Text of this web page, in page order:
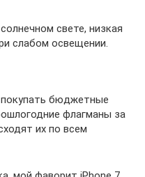
свете, низкая
слабом освещении.
бюджетные
флагманы за
их по всем